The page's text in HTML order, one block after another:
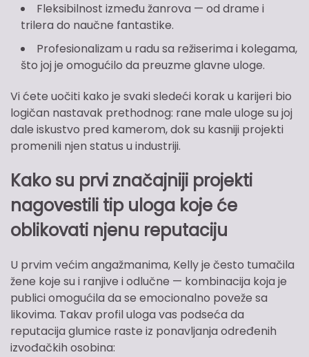
Fleksibilnost između žanrova — od drame i
trilera do naučne fantastike.
Profesionalizam u radu sa režiserima i kolegama,
što joj je omogućilo da preuzme glavne uloge.
Vi ćete uočiti kako je svaki sledeći korak u karijeri bio
logičan nastavak prethodnog: rane male uloge su joj
dale iskustvo pred kamerom, dok su kasniji projekti
promenili njen status u industriji.
Kako su prvi značajniji projekti
nagovestili tip uloga koje će
oblikovati njenu reputaciju
U prvim većim angažmanima, Kelly je često tumačila
žene koje su i ranjive i odlučne — kombinacija koja je
publici omogućila da se emocionalno poveže sa
likovima. Takav profil uloga vas podseća da
reputacija glumice raste iz ponavljanja određenih
izvođačkih osobina: